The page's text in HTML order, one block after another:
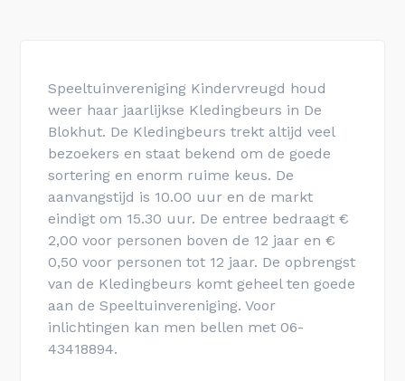
Speeltuinvereniging Kindervreugd houd
weer haar jaarlijkse Kledingbeurs in De
Blokhut. De Kledingbeurs trekt altijd veel
bezoekers en staat bekend om de goede
sortering en enorm ruime keus. De
aanvangstijd is 10.00 uur en de markt
eindigt om 15.30 uur. De entree bedraagt €
2,00 voor personen boven de 12 jaar en €
0,50 voor personen tot 12 jaar. De opbrengst
van de Kledingbeurs komt geheel ten goede
aan de Speeltuinvereniging. Voor
inlichtingen kan men bellen met 06-
43418894.